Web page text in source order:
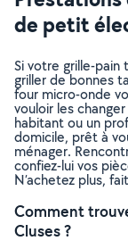
de petit
Si votre grille-
griller de bonnes
four micro-onde
vouloir les
habitant ou un
domicile, prêt à
ménager.
confiez-lui vos
N’achetez plus,
Comment
Cluses ?